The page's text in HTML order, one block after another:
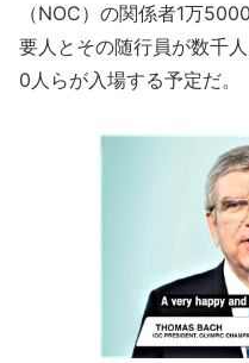
（NOC）の関係者1万
要人とその随行員が数千
0人らが入場する予定だ。